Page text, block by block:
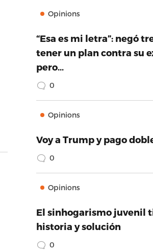
Opinions
“Esa es mi letra”: negó
tener un plan contra su
pero…
0
Opinions
Voy a Trump y pago
0
Opinions
El sinhogarismo juvenil
historia y solución
0